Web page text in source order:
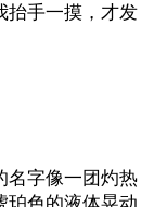
抬手一摸，才发
名字像一团灼热
珀色的液体晃动